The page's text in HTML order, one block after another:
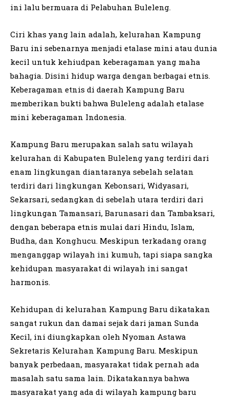
ini lalu bermuara di Pelabuhan Buleleng.
Ciri khas yang lain adalah, kelurahan Kampung
Baru ini sebenarnya menjadi etalase mini atau dunia
kecil untuk kehiudpan keberagaman yang maha
bahagia. Disini hidup warga dengan berbagai etnis.
Keberagaman etnis di daerah Kampung Baru
memberikan bukti bahwa Buleleng adalah etalase
mini keberagaman Indonesia.
Kampung Baru merupakan salah satu wilayah
kelurahan di Kabupaten Buleleng yang terdiri dari
enam lingkungan diantaranya sebelah selatan
terdiri dari lingkungan Kebonsari, Widyasari,
Sekarsari, sedangkan di sebelah utara terdiri dari
lingkungan Tamansari, Barunasari dan Tambaksari,
dengan beberapa etnis mulai dari Hindu, Islam,
Budha, dan Konghucu. Meskipun terkadang orang
menganggap wilayah ini kumuh, tapi siapa sangka
kehidupan masyarakat di wilayah ini sangat
harmonis.
Kehidupan di kelurahan Kampung Baru dikatakan
sangat rukun dan damai sejak dari jaman Sunda
Kecil, ini diungkapkan oleh Nyoman Astawa
Sekretaris Kelurahan Kampung Baru. Meskipun
banyak perbedaan, masyarakat tidak pernah ada
masalah satu sama lain. Dikatakannya bahwa
masyarakat yang ada di wilayah kampung baru